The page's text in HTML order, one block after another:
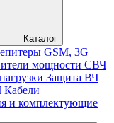
Каталог
GSM, 3G
мощности СВЧ
Защита ВЧ
Кабели
и комплектующие